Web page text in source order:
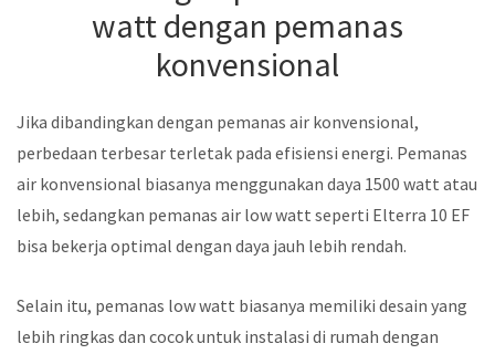
watt dengan pemanas
konvensional
Jika dibandingkan dengan pemanas air konvensional,
perbedaan terbesar terletak pada efisiensi energi. Pemanas
air konvensional biasanya menggunakan daya 1500 watt atau
lebih, sedangkan pemanas air low watt seperti Elterra 10 EF
bisa bekerja optimal dengan daya jauh lebih rendah.
Selain itu, pemanas low watt biasanya memiliki desain yang
lebih ringkas dan cocok untuk instalasi di rumah dengan